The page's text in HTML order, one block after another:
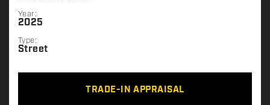
Year:
2025
Type:
Street
TRADE-IN APPRAISAL